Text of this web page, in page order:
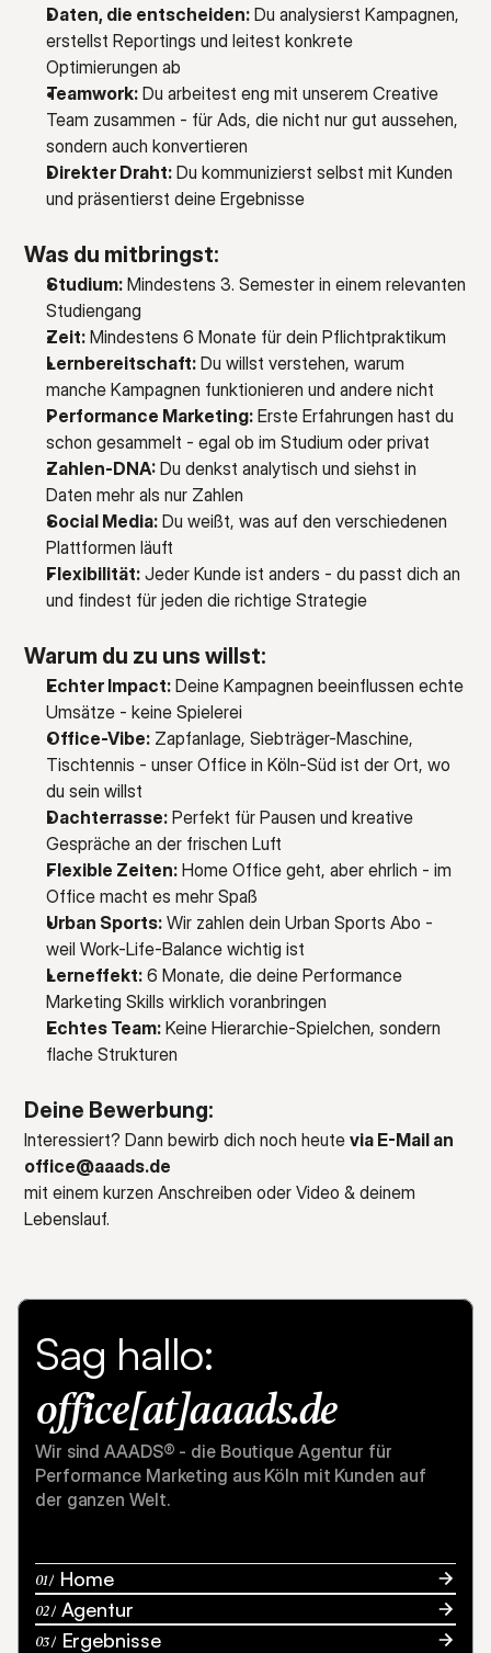
Daten, die entscheiden: Du analysierst Kampagnen,
erstellst Reportings und leitest konkrete
Optimierungen ab
Teamwork: Du arbeitest eng mit unserem Creative
Team zusammen - für Ads, die nicht nur gut aussehen,
sondern auch konvertieren
Direkter Draht: Du kommunizierst selbst mit Kunden
und präsentierst deine Ergebnisse
Was du mitbringst:
Studium: Mindestens 3. Semester in einem relevanten
Studiengang
Zeit: Mindestens 6 Monate für dein Pflichtpraktikum
Lernbereitschaft: Du willst verstehen, warum
manche Kampagnen funktionieren und andere nicht
Performance Marketing: Erste Erfahrungen hast du
schon gesammelt - egal ob im Studium oder privat
Zahlen-DNA: Du denkst analytisch und siehst in
Daten mehr als nur Zahlen
Social Media: Du weißt, was auf den verschiedenen
Plattformen läuft
Flexibilität: Jeder Kunde ist anders - du passt dich an
und findest für jeden die richtige Strategie
Warum du zu uns willst:
Echter Impact: Deine Kampagnen beeinflussen echte
Umsätze - keine Spielerei
Office-Vibe: Zapfanlage, Siebträger-Maschine,
Tischtennis - unser Office in Köln-Süd ist der Ort, wo
du sein willst
Dachterrasse: Perfekt für Pausen und kreative
Gespräche an der frischen Luft
Flexible Zeiten: Home Office geht, aber ehrlich - im
Office macht es mehr Spaß
Urban Sports: Wir zahlen dein Urban Sports Abo -
weil Work-Life-Balance wichtig ist
Lerneffekt: 6 Monate, die deine Performance
Marketing Skills wirklich voranbringen
Echtes Team: Keine Hierarchie-Spielchen, sondern
flache Strukturen
Deine Bewerbung:
Interessiert? Dann bewirb dich noch heute via E-Mail an
office@aaads.de
mit einem kurzen Anschreiben oder Video & deinem
Lebenslauf.
Sag hallo:
office[at]aaads.de
Wir sind AAADS® - die Boutique Agentur für
Performance Marketing aus Köln mit Kunden auf
der ganzen Welt.
01 / Home
02 / Agentur
03 / Ergebnisse